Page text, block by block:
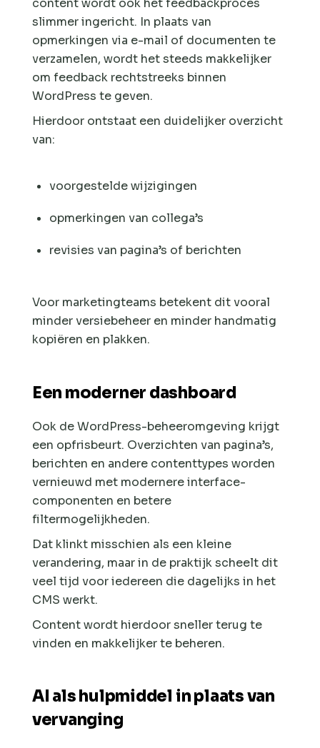
content wordt ook het feedbackproces
slimmer ingericht. In plaats van
opmerkingen via e-mail of documenten te
verzamelen, wordt het steeds makkelijker
om feedback rechtstreeks binnen
WordPress te geven.
Hierdoor ontstaat een duidelijker overzicht
van:
voorgestelde wijzigingen
opmerkingen van collega’s
revisies van pagina’s of berichten
Voor marketingteams betekent dit vooral
minder versiebeheer en minder handmatig
kopiëren en plakken.
Een moderner dashboard
Ook de WordPress-beheeromgeving krijgt
een opfrisbeurt. Overzichten van pagina’s,
berichten en andere contenttypes worden
vernieuwd met modernere interface-
componenten en betere
filtermogelijkheden.
Dat klinkt misschien als een kleine
verandering, maar in de praktijk scheelt dit
veel tijd voor iedereen die dagelijks in het
CMS werkt.
Content wordt hierdoor sneller terug te
vinden en makkelijker te beheren.
AI als hulpmiddel in plaats van
vervanging